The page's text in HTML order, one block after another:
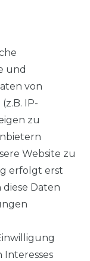
Fit -
Hemd mit
(69 cm) in
54,99 €
und
von
IP-
zu
Website zu
erfolgt erst
Daten